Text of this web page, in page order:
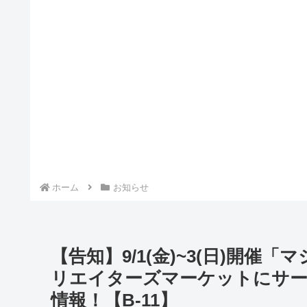
ホーム お知らせ
【告知】9/1(金)~3(日)開催「
リエイターズマーケットにサ
情報！【B-11】